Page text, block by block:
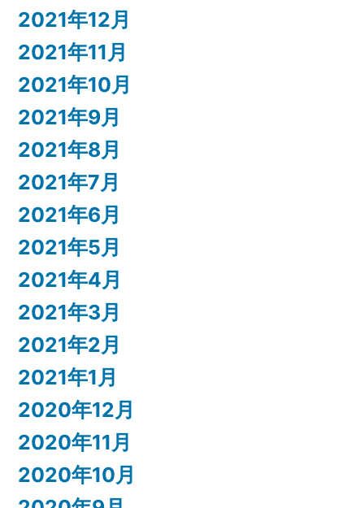
2021年12月
2021年11月
2021年10月
2021年9月
2021年8月
2021年7月
2021年6月
2021年5月
2021年4月
2021年3月
2021年2月
2021年1月
2020年12月
2020年11月
2020年10月